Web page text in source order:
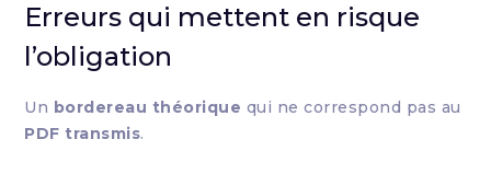
Erreurs qui mettent en risque
l’obligation
Un bordereau théorique qui ne correspond pas au
PDF transmis.